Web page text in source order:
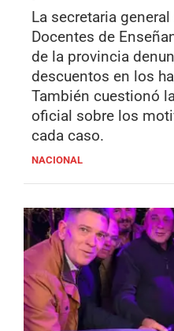
La secretaria
Docentes de
de la provincia
descuentos en los
También cuestionó
oficial sobre los
cada caso.
NACIONAL